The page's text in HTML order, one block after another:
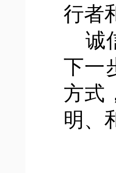
行者
诚
下一
方式
明、